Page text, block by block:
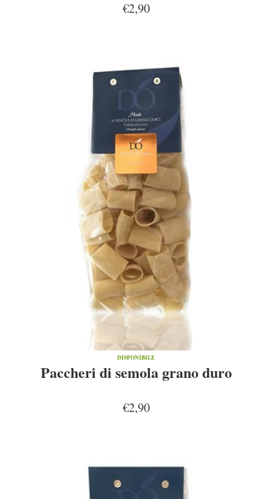
€2,90
DISPONIBILE
Paccheri di semola grano duro
€2,90